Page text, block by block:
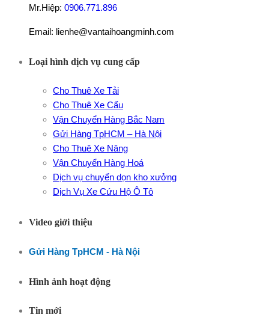
Mr.Hiệp: 0906.771.896
Email: lienhe@vantaihoangminh.com
Loại hình dịch vụ cung cấp
Cho Thuê Xe Tải
Cho Thuê Xe Cẩu
Vận Chuyển Hàng Bắc Nam
Gửi Hàng TpHCM – Hà Nội
Cho Thuê Xe Nâng
Vận Chuyển Hàng Hoá
Dịch vụ chuyển dọn kho xưởng
Dịch Vụ Xe Cứu Hộ Ô Tô
Video giới thiệu
Gửi Hàng TpHCM - Hà Nội
Hình ảnh hoạt động
Tin mới